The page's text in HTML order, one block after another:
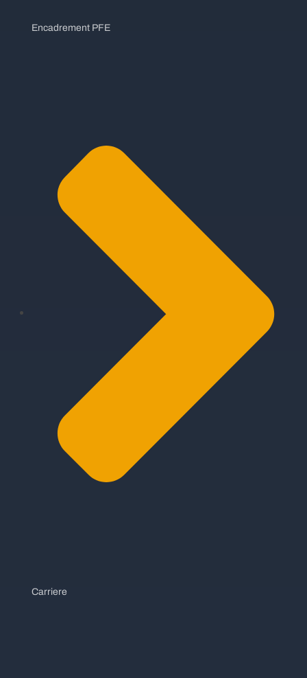
Encadrement PFE
Carriere